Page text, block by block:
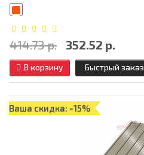
414.73 р. 352.52 р.
В корзину Быстрый заказ
Ваша скидка: -15%